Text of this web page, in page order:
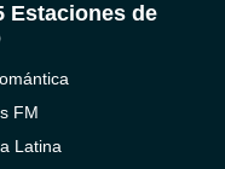
Estaciones de
FM
Latina